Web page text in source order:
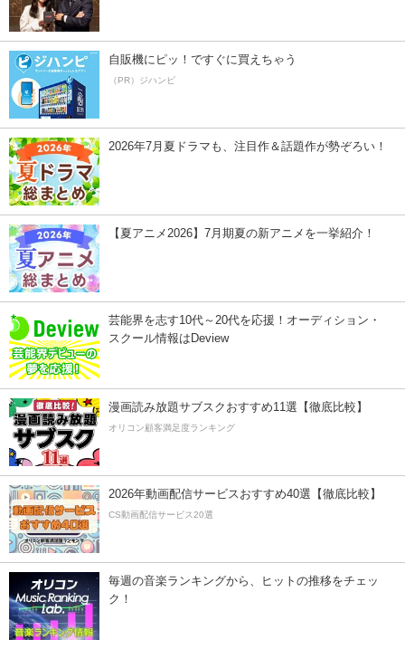
自販機にピッ！ですぐに買えちゃう
（PR）ジハンピ
2026年7月夏ドラマも、注目作＆話題作が勢ぞろい！
【夏アニメ2026】7月期夏の新アニメを一挙紹介！
芸能界を志す10代～20代を応援！オーディション・
スクール情報はDeview
漫画読み放題サブスクおすすめ11選【徹底比較】
オリコン顧客満足度ランキング
2026年動画配信サービスおすすめ40選【徹底比較】
CS動画配信サービス20選
毎週の音楽ランキングから、ヒットの推移をチェッ
ク！